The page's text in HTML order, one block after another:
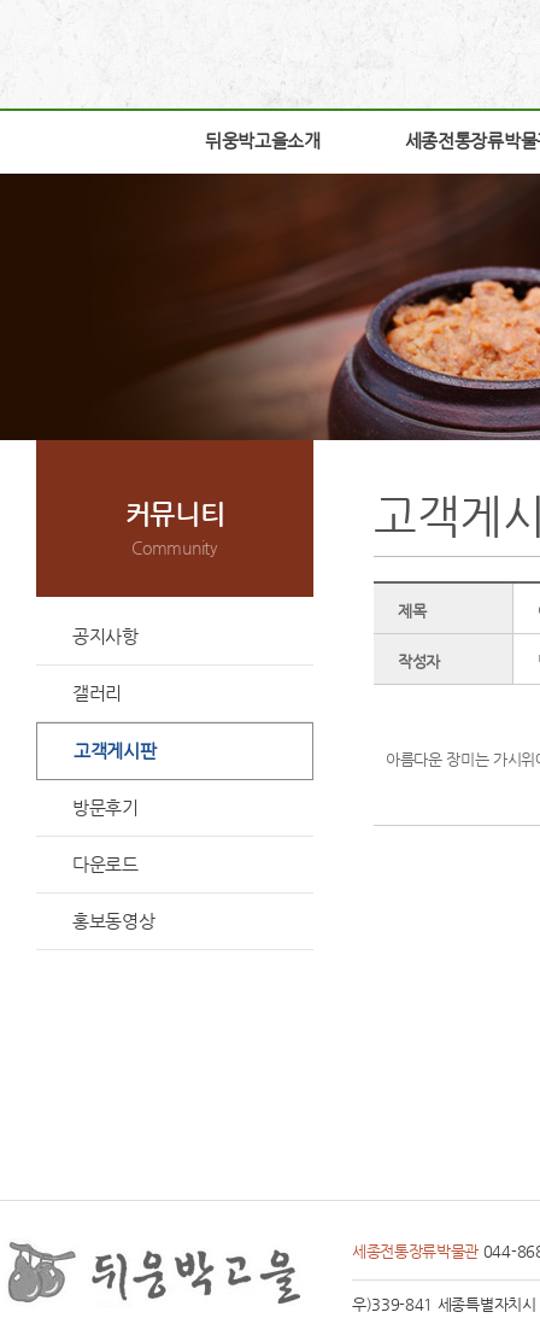
뒤웅박고을소개 세종전통장류박물
뒤웅박고을소개 세종전통장류박물
조감도
학술연구
자료실
열린공간
커뮤니티
Community
공지사항
갤러리
고객게시판
방문후기
다운로드
홍보동영상
고객게
제목
작성자
아름다운 장미는 가시
세종전통장류박물관 044-
우)339-841 세종특별자치